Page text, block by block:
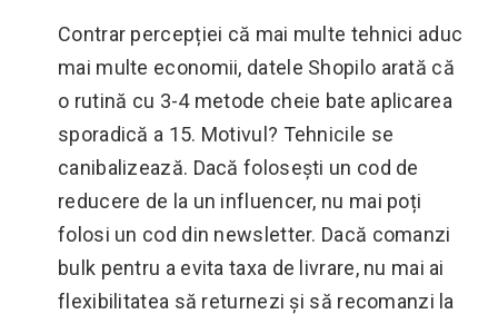
Contrar percepției că mai multe tehnici aduc
mai multe economii, datele Shopilo arată că
o rutină cu 3-4 metode cheie bate aplicarea
sporadică a 15. Motivul? Tehnicile se
canibalizează. Dacă folosești un cod de
reducere de la un influencer, nu mai poți
folosi un cod din newsletter. Dacă comanzi
bulk pentru a evita taxa de livrare, nu mai ai
flexibilitatea să returnezi și să recomanzi la